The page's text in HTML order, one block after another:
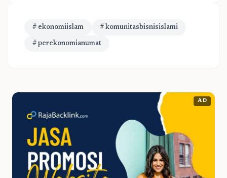
# ekonomiislam # komunitasbisnisislami
# perekonomianumat
AD